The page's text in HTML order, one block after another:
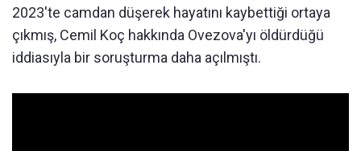
2023'te camdan düşerek hayatını kaybettiği ortaya
çıkmış, Cemil Koç hakkında Ovezova'yı öldürdüğü
iddiasıyla bir soruşturma daha açılmıştı.